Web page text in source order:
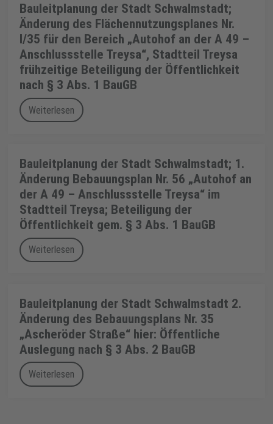
Bauleitplanung der Stadt Schwalmstadt;
Änderung des Flächennutzungsplanes Nr.
I/35 für den Bereich „Autohof an der A 49 –
Anschlussstelle Treysa“, Stadtteil Treysa
frühzeitige Beteiligung der Öffentlichkeit
nach § 3 Abs. 1 BauGB
Weiterlesen
Bauleitplanung der Stadt Schwalmstadt; 1.
Änderung Bebauungsplan Nr. 56 „Autohof an
der A 49 – Anschlussstelle Treysa“ im
Stadtteil Treysa; Beteiligung der
Öffentlichkeit gem. § 3 Abs. 1 BauGB
Weiterlesen
Bauleitplanung der Stadt Schwalmstadt 2.
Änderung des Bebauungsplans Nr. 35
„Ascheröder Straße“ hier: Öffentliche
Auslegung nach § 3 Abs. 2 BauGB
Weiterlesen